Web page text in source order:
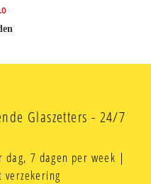
Glaszetters - 24/7
7 dagen per week |
verzekering